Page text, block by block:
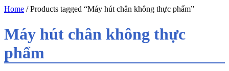
Home / Products tagged “Máy hút chân không thực phẩm”
Máy hút chân không thực
phẩm